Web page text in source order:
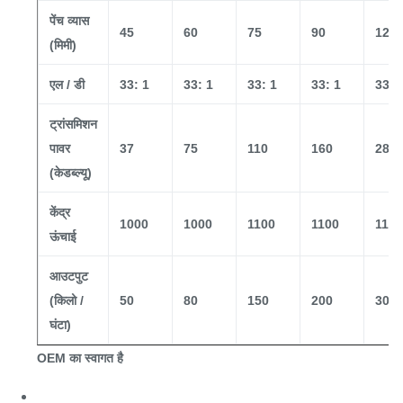
पेंच व्यास
(मिमी)
45 60 75 90 120
एल / डी 33: 1 33: 1 33: 1 33: 1 33:
ट्रांसमिशन
पावर
(केडब्ल्यू)
37 75 110 160 280
केंद्र
ऊंचाई
1000 1000 1100 1100
आउटपुट
(किलो /
घंटा)
50 80 150 200 300
OEM का स्वागत है